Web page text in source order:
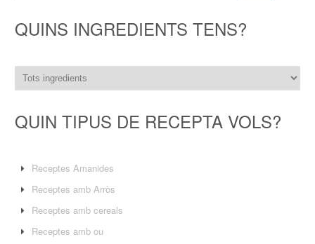
QUINS INGREDIENTS TENS?
QUIN TIPUS DE RECEPTA VOLS?
Receptes Amanides
Receptes amb Arròs
Receptes amb cereals
Receptes amb ou